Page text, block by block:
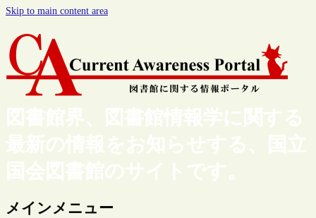
Skip to main content area
図書館界、図書館情報学に関する
最新の情報をお知らせする、国立
国会図書館のサイトです。
メインメニュー